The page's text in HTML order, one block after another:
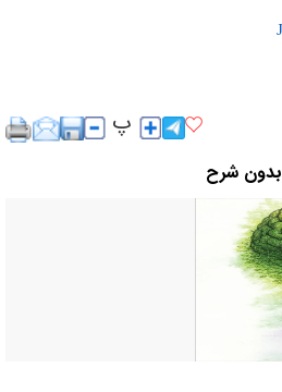
بدون شرح